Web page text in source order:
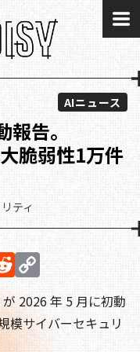
AIニュース
告。
脆弱性1万件
ティ
R
e
d
di
o
p
y
2026 年 5 月に初動
模サイバーセキュリ